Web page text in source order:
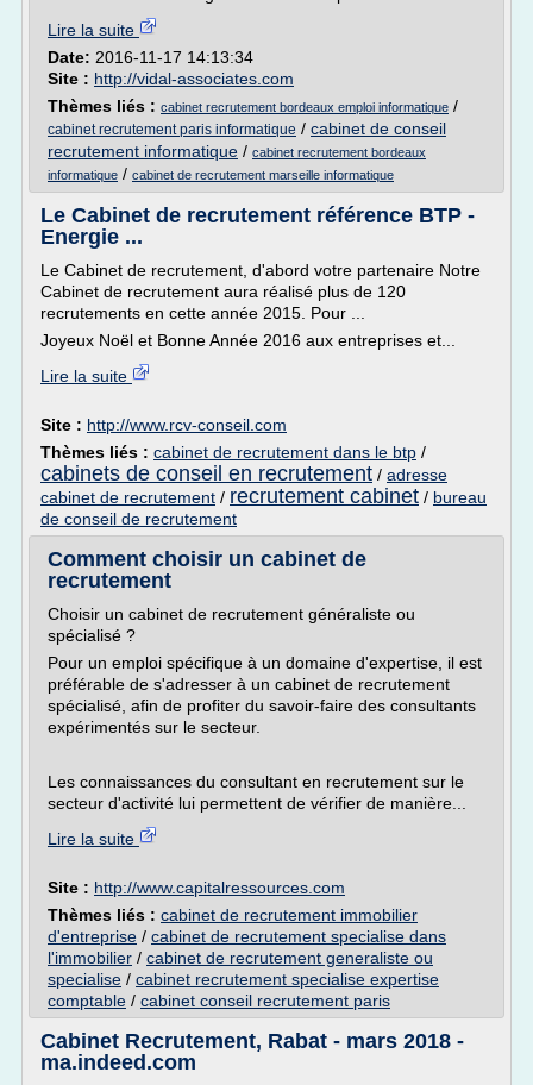
Lire la suite
Date: 2016-11-17 14:13:34
Site : http://vidal-associates.com
Thèmes liés : cabinet recrutement bordeaux emploi informatique /
cabinet recrutement paris informatique / cabinet de conseil
recrutement informatique / cabinet recrutement bordeaux
informatique / cabinet de recrutement marseille informatique
Le Cabinet de recrutement référence BTP -
Energie ...
Le Cabinet de recrutement, d'abord votre partenaire Notre
Cabinet de recrutement aura réalisé plus de 120
recrutements en cette année 2015. Pour ...
Joyeux Noël et Bonne Année 2016 aux entreprises et...
Lire la suite
Site : http://www.rcv-conseil.com
Thèmes liés : cabinet de recrutement dans le btp /
cabinets de conseil en recrutement / adresse
cabinet de recrutement / recrutement cabinet / bureau
de conseil de recrutement
Comment choisir un cabinet de
recrutement
Choisir un cabinet de recrutement généraliste ou
spécialisé ?
Pour un emploi spécifique à un domaine d'expertise, il est
préférable de s'adresser à un cabinet de recrutement
spécialisé, afin de profiter du savoir-faire des consultants
expérimentés sur le secteur.
Les connaissances du consultant en recrutement sur le
secteur d'activité lui permettent de vérifier de manière...
Lire la suite
Site : http://www.capitalressources.com
Thèmes liés : cabinet de recrutement immobilier
d'entreprise / cabinet de recrutement specialise dans
l'immobilier / cabinet de recrutement generaliste ou
specialise / cabinet recrutement specialise expertise
comptable / cabinet conseil recrutement paris
Cabinet Recrutement, Rabat - mars 2018 -
ma.indeed.com